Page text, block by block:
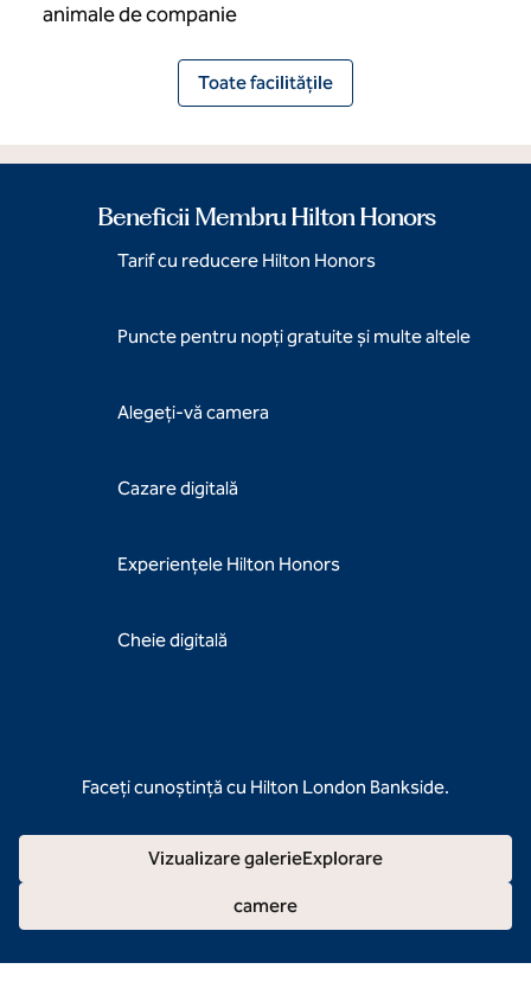
animale de companie
Toate facilitățile
Beneficii Membru Hilton Honors
Tarif cu reducere Hilton Honors
Puncte pentru nopți gratuite și multe altele
Alegeți-vă camera
Cazare digitală
Experiențele Hilton Honors
Cheie digitală
Faceți cunoștință cu Hilton London Bankside.
Vizualizare galerieExplorare
camere